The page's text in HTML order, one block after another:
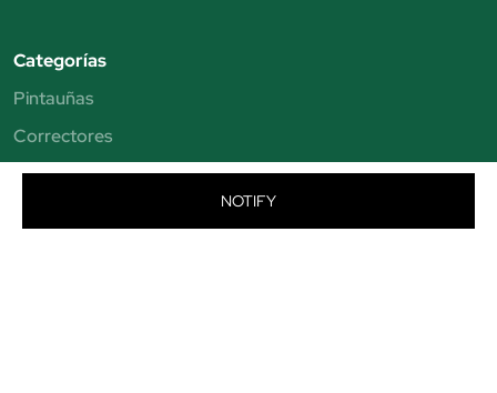
NOTIFY
Categorías
Pintauñas
Correctores
Eyeliner